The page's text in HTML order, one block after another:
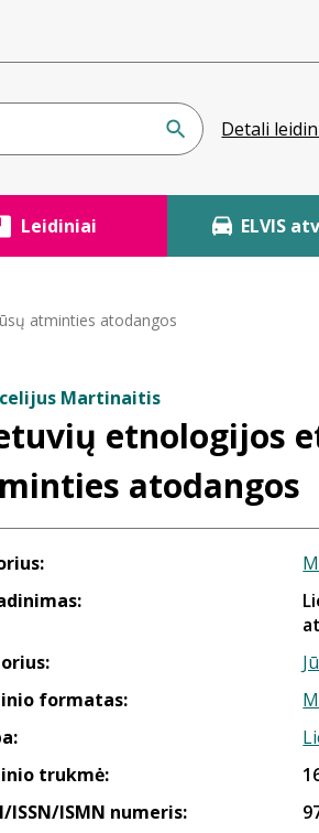
Detali
Leidiniai ELVIS
atminties atodangos
Martinaitis
etnologijos
atodangos
formatas:
trukmė:
ISSN/ISMN numeris: